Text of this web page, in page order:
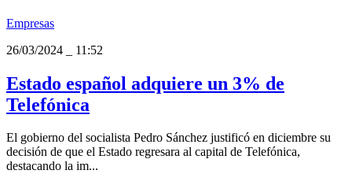
Empresas
26/03/2024
11:52
Estado español adquiere un 3% de
Telefónica
El gobierno del socialista Pedro Sánchez justificó en diciembre su
decisión de que el Estado regresara al capital de Telefónica,
destacando la im...